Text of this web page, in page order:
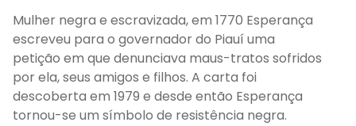
Mulher negra e escravizada, em 1770 Esperança
escreveu para o governador do Piauí uma
petição em que denunciava maus-tratos sofridos
por ela, seus amigos e filhos. A carta foi
descoberta em 1979 e desde então Esperança
tornou-se um símbolo de resistência negra.